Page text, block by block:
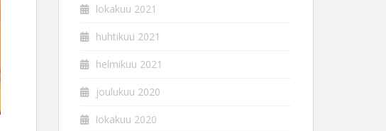
lokakuu 2021
huhtikuu 2021
helmikuu 2021
joulukuu 2020
lokakuu 2020